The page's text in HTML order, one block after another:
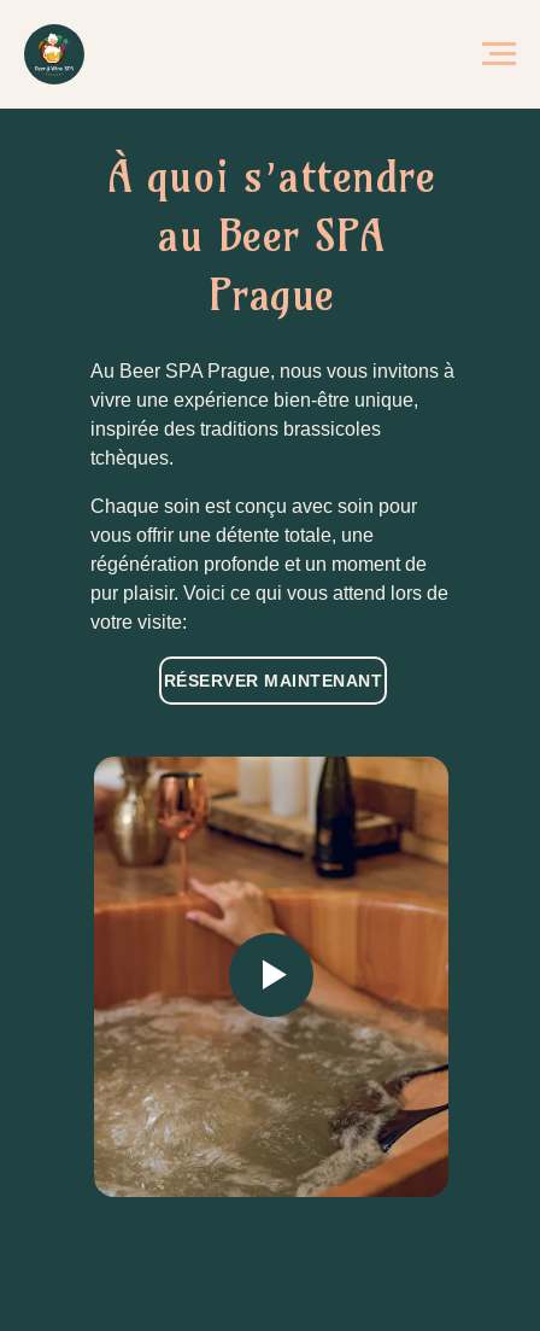
À quoi s’attendre
au Beer SPA
Prague
Au Beer SPA Prague, nous vous invitons à
vivre une expérience bien-être unique,
inspirée des traditions brassicoles
tchèques.
Chaque soin est conçu avec soin pour
vous offrir une détente totale, une
régénération profonde et un moment de
pur plaisir. Voici ce qui vous attend lors de
votre visite:
RÉSERVER MAINTENANT